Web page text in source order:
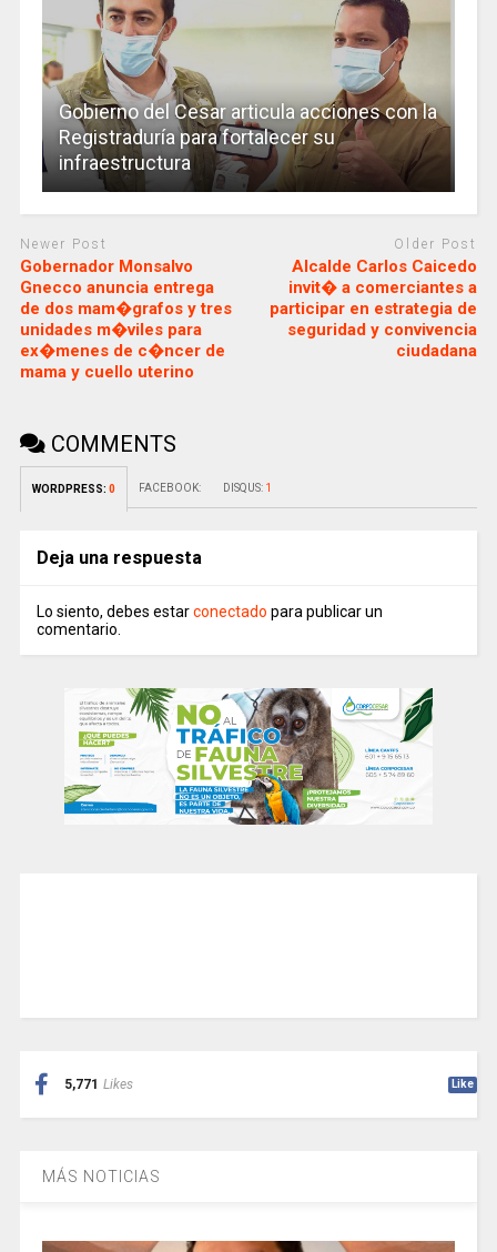
Gobierno del Cesar articula acciones con la
Registraduría para fortalecer su
infraestructura
Newer Post
Gobernador Monsalvo
Gnecco anuncia entrega
de dos mam�grafos y tres
unidades m�viles para
ex�menes de c�ncer de
mama y cuello uterino
Older Post
Alcalde Carlos Caicedo
invit� a comerciantes a
participar en estrategia de
seguridad y convivencia
ciudadana
COMMENTS
WORDPRESS: 0 FACEBOOK: DISQUS: 1
Deja una respuesta
Lo siento, debes estarconectado para publicar un
comentario.
5,771 Likes Like
MÁS NOTICIAS